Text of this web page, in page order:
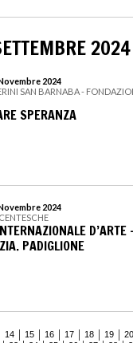
2024
2024
SAN BARNABA -
SPERANZA
2024
D’ARTE
PADIGLIONE
14 15 16 17 18 19
20